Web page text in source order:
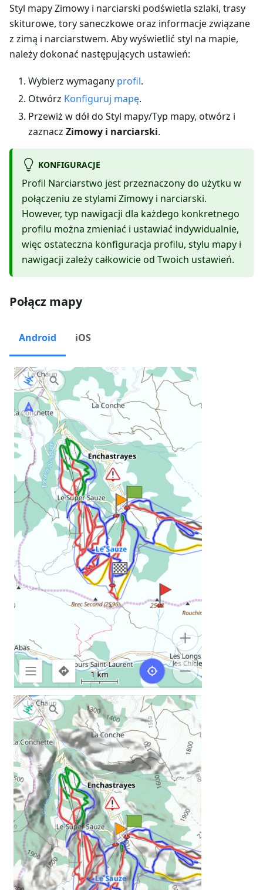
Styl mapy Zimowy i narciarski podświetla szlaki, trasy
skiturowe, tory saneczkowe oraz informacje związane
z zimą i narciarstwem. Aby wyświetlić styl na mapie,
należy dokonać następujących ustawień:
Wybierz wymagany profil.
Otwórz Konfiguruj mapę.
Przewiż w dół do Styl mapy/Typ mapy, otwórz i
zaznacz Zimowy i narciarski.
KONFIGURACJE
Profil Narciarstwo jest przeznaczony do użytku w
połączeniu ze stylami Zimowy i narciarski.
However, typ nawigacji dla każdego konkretnego
profilu można zmieniać i ustawiać indywidualnie,
więc ostateczna konfiguracja profilu, stylu mapy i
nawigacji zależy całkowicie od Twoich ustawień.
Połącz mapy
Android iOS